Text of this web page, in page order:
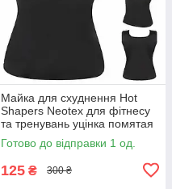
Майка для схуднення Hot
Shapers Neotex для фітнесу
та тренувань уцінка помятая
упаковка Розмір 3XL
Готово до відправки 1 од.
125 ₴ 300 ₴